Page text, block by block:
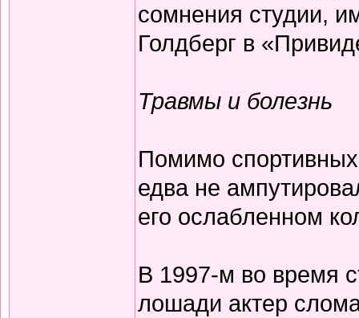
сомнения студии,
Голдберг в
Травмы и болезнь
Помимо
едва не
его ослабленном
В 1997-м во время
лошади актер